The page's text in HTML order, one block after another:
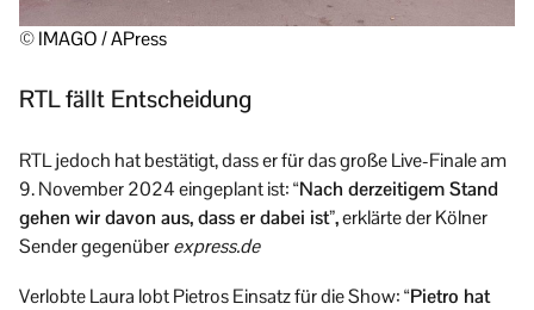
© IMAGO / APress
RTL fällt Entscheidung
RTL jedoch hat bestätigt, dass er für das große Live-Finale am
9. November 2024 eingeplant ist:“Nach derzeitigem Stand
gehen wir davon aus, dass er dabei ist”,erklärte der Kölner
Sender gegenüberexpress.de
Verlobte Laura lobt Pietros Einsatz für die Show:“Pietro hat